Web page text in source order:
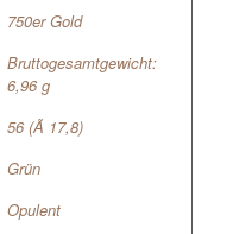
750er Gold
Bruttogesamtgewicht:
6,96 g
56 (Ã 17,8)
Grün
Opulent